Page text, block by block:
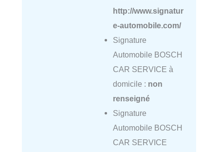
http://www.signatur
e-automobile.com/
Signature
Automobile BOSCH
CAR SERVICE à
domicile : non
renseigné
Signature
Automobile BOSCH
CAR SERVICE